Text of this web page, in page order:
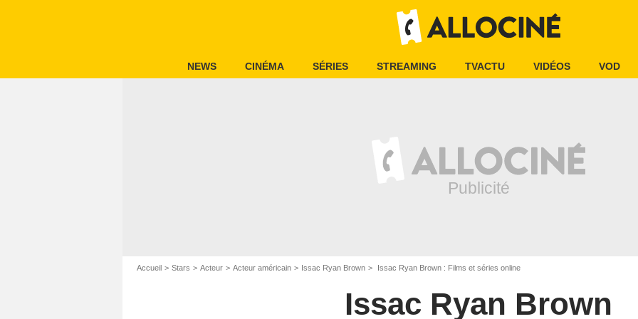
NEWS CINÉMA SÉRIES STREAMING TVACTU VIDÉOS VOD
Accueil Stars Acteur Acteur américain Issac Ryan Brown Issac Ryan Brown : Films et séries online
Issac Ryan Brown